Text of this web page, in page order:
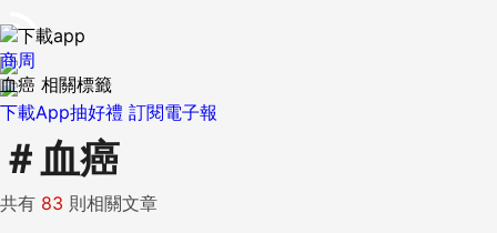
下載App抽好禮 訂閱電子報
商周
血癌 相關標籤
＃血癌
共有 83 則相關文章